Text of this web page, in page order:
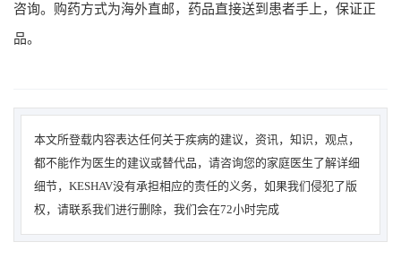
咨询。购药方式为海外直邮，药品直接送到患者手上，保证正
品。
本文所登载内容表达任何关于疾病的建议，资讯，知识，观点，
都不能作为医生的建议或替代品，请咨询您的家庭医生了解详细
细节，KESHAV没有承担相应的责任的义务，如果我们侵犯了版
权，请联系我们进行删除，我们会在72小时完成